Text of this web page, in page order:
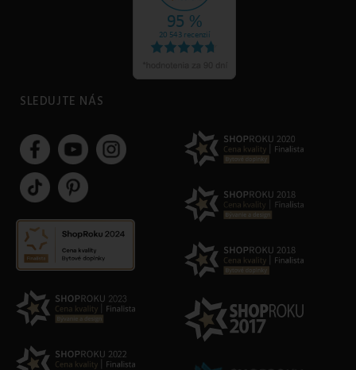
SLEDUJTE NÁS